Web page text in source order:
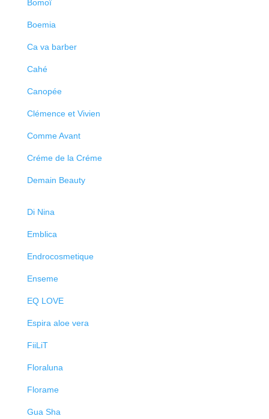
Bomoï
Boemia
Ca va barber
Cahé
Canopée
Clémence et Vivien
Comme Avant
Créme de la Créme
Demain Beauty
Di Nina
Emblica
Endrocosmetique
Enseme
EQ LOVE
Espira aloe vera
FiiLiT
Floraluna
Florame
Gua Sha